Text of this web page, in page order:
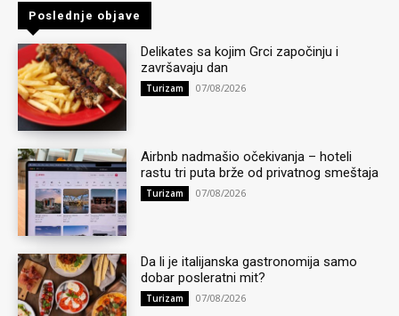
Poslednje objave
Delikates sa kojim Grci započinju i
završavaju dan
Turizam 07/08/2026
Airbnb nadmašio očekivanja – hoteli
rastu tri puta brže od privatnog smeštaja
Turizam 07/08/2026
Da li je italijanska gastronomija samo
dobar posleratni mit?
Turizam 07/08/2026